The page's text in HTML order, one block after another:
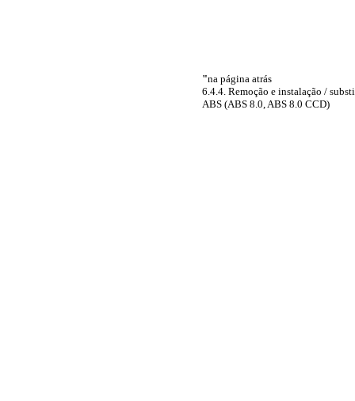
"na página atrás
6.4.4. Remoção e instalação /
ABS (ABS 8.0, ABS 8.0 CCD)